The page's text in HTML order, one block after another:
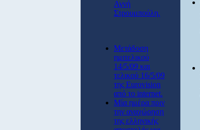
Αγνή
Στρουμπούλη.
Μετάδοση
ημιτελικού
14/5/09 και
τελικού 16/5/09
της Eurovision
από το internet.
Μία ημέρα πριν
την αναχώρηση
της ελληνικής